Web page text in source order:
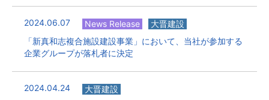
2024.06.07 News Release
大晋建設
「新真和志複合施設建設事業」において、当社が参加する
企業グループが落札者に決定
2024.04.24
大晋建設